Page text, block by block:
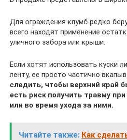
Для ограждения клумб редко
всего находят применение
уличного забора или крыши.
Если хотят использовать куски
ленту, ее просто частично
следить, чтобы верхний край
есть риск получить травму
или во время ухода за ними.
Читайте также: Как